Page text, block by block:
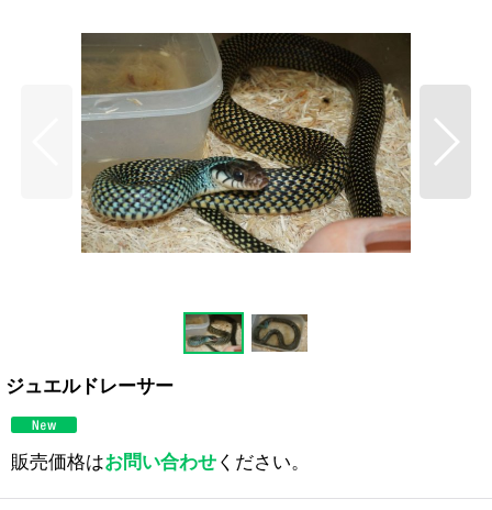
ジュエルドレーサー
販売価格はお問い合わせください。